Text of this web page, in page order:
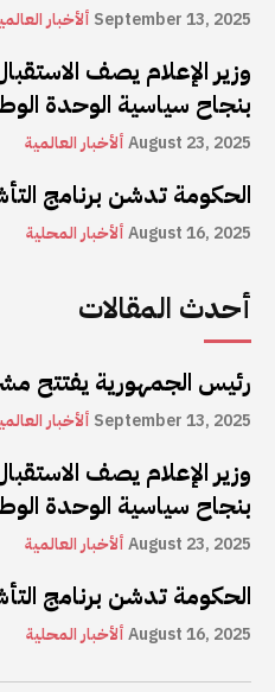
ألأخبار September 13, 2025
وزير الإعلام يصف
بنجاح سياسية الوحدة
ألأخبار العالميةAugust 23, 2025
الحكومة تدشن برنامج
ألأخبار المحليةAugust 16, 2025
أحدث المقالات
رئيس الجمهورية يفتتح
ألأخبار September 13, 2025
وزير الإعلام يصف
بنجاح سياسية الوحدة
ألأخبار العالميةAugust 23, 2025
الحكومة تدشن برنامج
ألأخبار المحليةAugust 16, 2025